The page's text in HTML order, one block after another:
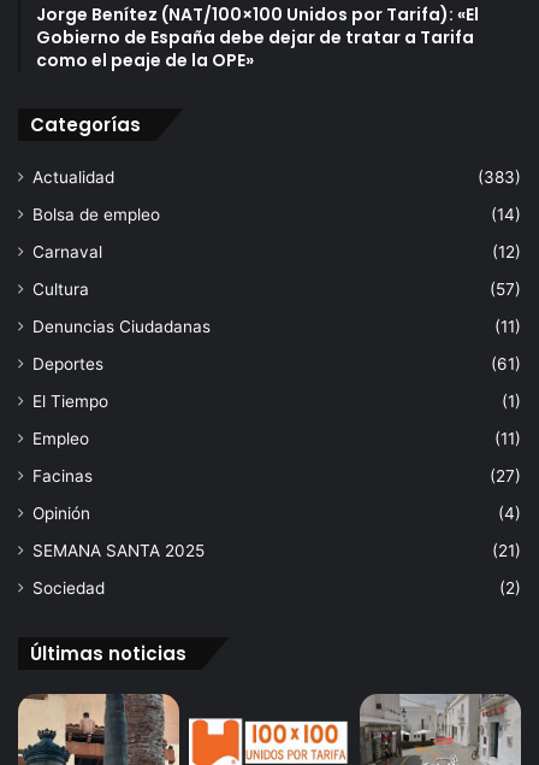
a
o
Jorge Benítez (NAT/100×100 Unidos por Tarifa): «El
Gobierno de España debe dejar de tratar a Tarifa
como el peaje de la OPE»
Categorías
Actualidad
(383)
Bolsa de empleo
(14)
Carnaval
(12)
Cultura
(57)
Denuncias Ciudadanas
(11)
Deportes
(61)
El Tiempo
(1)
Empleo
(11)
Facinas
(27)
Opinión
(4)
SEMANA SANTA 2025
(21)
Sociedad
(2)
Últimas noticias